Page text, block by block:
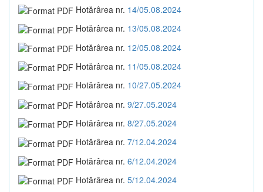
Hotărârea nr. 14/05.08.2024
Hotărârea nr. 13/05.08.2024
Hotărârea nr. 12/05.08.2024
Hotărârea nr. 11/05.08.2024
Hotărârea nr. 10/27.05.2024
Hotărârea nr. 9/27.05.2024
Hotărârea nr. 8/27.05.2024
Hotărârea nr. 7/12.04.2024
Hotărârea nr. 6/12.04.2024
Hotărârea nr. 5/12.04.2024